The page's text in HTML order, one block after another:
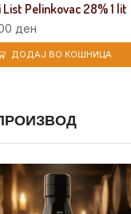
List Pelinkovac 28% 1 lit
ден
ДОДАЈ ВО КОШНИЦА